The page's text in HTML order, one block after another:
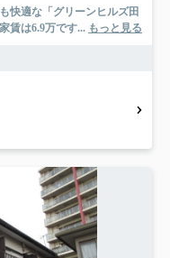
快適な「グリーンヒルズ田
賃は6.9万です... もっと見る